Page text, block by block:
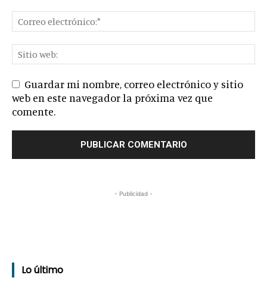
Guardar mi nombre, correo electrónico y sitio
web en este navegador la próxima vez que
comente.
- Publicidad -
Lo último